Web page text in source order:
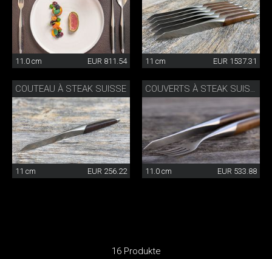
11.0 cm EUR 811.54 11 cm EUR 1537.31
COUTEAU À STEAK SUISSE
11 cm EUR 256.22
COUVERTS À STEAK SUISSE NOYER
11.0 cm EUR 533.88
16 Produkte